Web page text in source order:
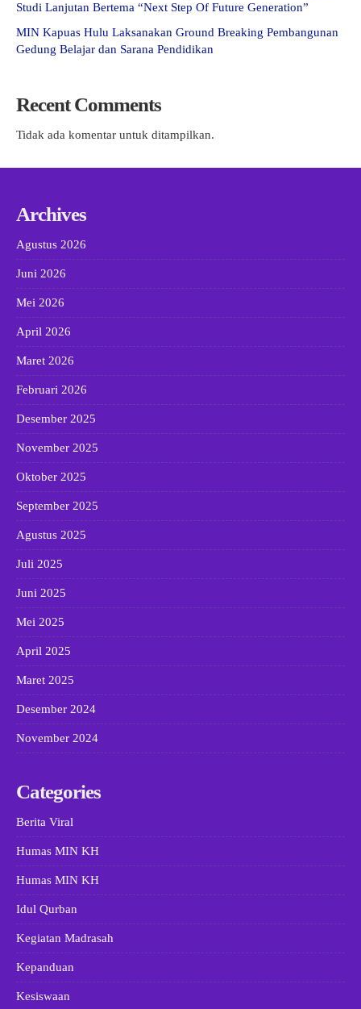
Studi Lanjutan Bertema “Next Step Of Future Generation”
MIN Kapuas Hulu Laksanakan Ground Breaking Pembangunan
Gedung Belajar dan Sarana Pendidikan
Recent Comments
Tidak ada komentar untuk ditampilkan.
Archives
Agustus 2026
Juni 2026
Mei 2026
April 2026
Maret 2026
Februari 2026
Desember 2025
November 2025
Oktober 2025
September 2025
Agustus 2025
Juli 2025
Juni 2025
Mei 2025
April 2025
Maret 2025
Desember 2024
November 2024
Categories
Berita Viral
Humas MIN KH
Humas MIN KH
Idul Qurban
Kegiatan Madrasah
Kepanduan
Kesiswaan